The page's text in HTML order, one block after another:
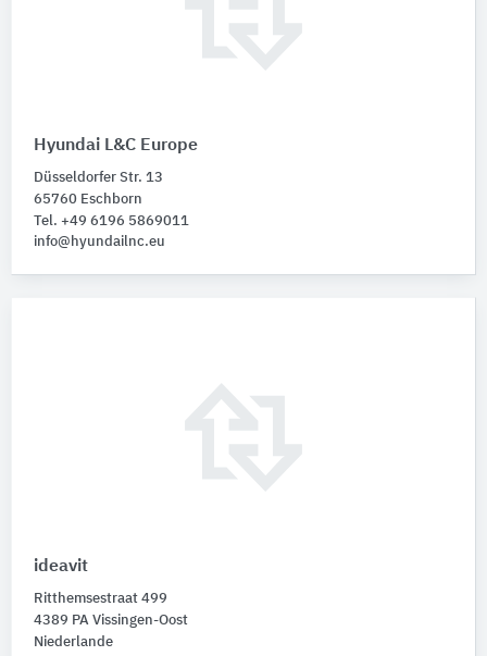
Hyundai L&C Europe
Düsseldorfer Str. 13
65760 Eschborn
Tel. +49 6196 5869011
info@hyundailnc.eu
ideavit
Ritthemsestraat 499
4389 PA Vissingen-Oost
Niederlande